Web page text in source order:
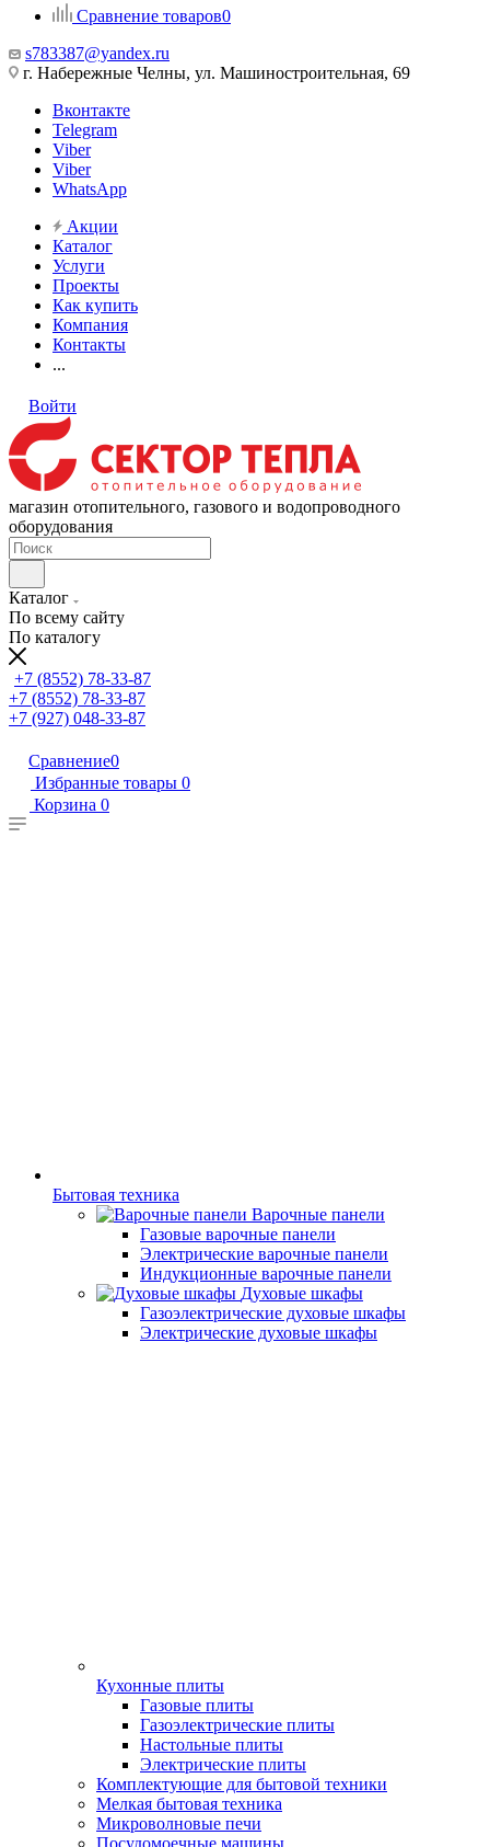
Сравнение товаров0
s783387@yandex.ru
г. Набережные Челны, ул. Машиностроительная, 69
Вконтакте
Telegram
Viber
Viber
WhatsApp
Акции
Каталог
Услуги
Проекты
Как купить
Компания
Контакты
...
Войти
магазин отопительного, газового и водопроводного
оборудования
Каталог
По всему сайту
По каталогу
+7 (8552) 78-33-87
+7 (8552) 78-33-87
+7 (927) 048-33-87
Сравнение0
Избранные товары 0
Корзина 0
Бытовая техника
Варочные панели
Газовые варочные панели
Электрические варочные панели
Индукционные варочные панели
Духовые шкафы
Газоэлектрические духовые шкафы
Электрические духовые шкафы
Кухонные плиты
Газовые плиты
Газоэлектрические плиты
Настольные плиты
Электрические плиты
Комплектующие для бытовой техники
Мелкая бытовая техника
Микроволновые печи
Посудомоечные машины